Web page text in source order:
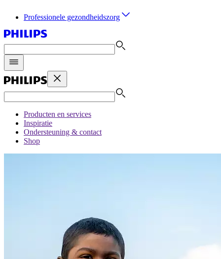
Professionele gezondheidszorg
Producten en services
Inspiratie
Ondersteuning & contact
Shop